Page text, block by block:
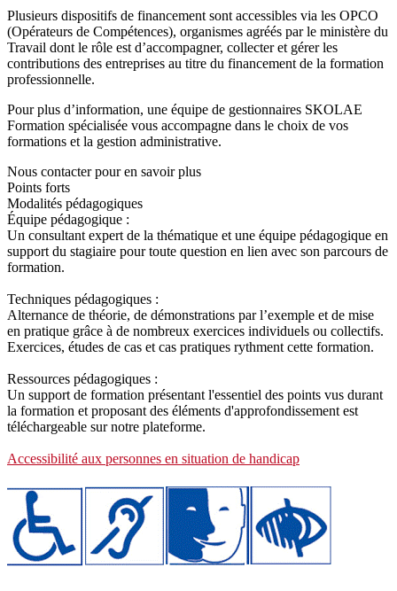
Plusieurs dispositifs de financement sont accessibles via les OPCO
(Opérateurs de Compétences), organismes agréés par le ministère du
Travail dont le rôle est d’accompagner, collecter et gérer les
contributions des entreprises au titre du financement de la formation
professionnelle.
Pour plus d’information, une équipe de gestionnaires SKOLAE
Formation spécialisée vous accompagne dans le choix de vos
formations et la gestion administrative.
Nous contacter pour en savoir plus
Points forts
Modalités pédagogiques
Équipe pédagogique :
Un consultant expert de la thématique et une équipe pédagogique en
support du stagiaire pour toute question en lien avec son parcours de
formation.
Techniques pédagogiques :
Alternance de théorie, de démonstrations par l’exemple et de mise
en pratique grâce à de nombreux exercices individuels ou collectifs.
Exercices, études de cas et cas pratiques rythment cette formation.
Ressources pédagogiques :
Un support de formation présentant l'essentiel des points vus durant
la formation et proposant des éléments d'approfondissement est
téléchargeable sur notre plateforme.
Accessibilité aux personnes en situation de handicap